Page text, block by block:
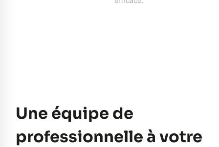
Une équipe de
professionnelle à votre